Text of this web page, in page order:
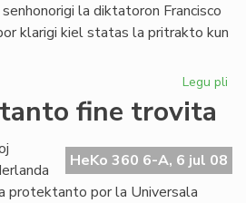
la diktatoron Francisco
klarigi kiel statas la pritrakto kun
Legu pli
la
fine trovita
HeKo 360 6-A, 6 jul 08
protektanto por la Universala